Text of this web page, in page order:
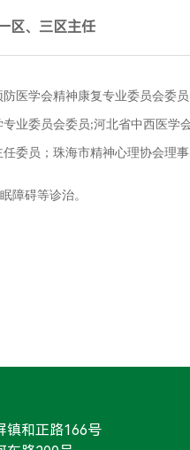
区、三区主任
防医学会精神康复专业委员会委员
业委员会委员;河北省中西医学
委员；珠海市精神心理协会理事
障碍等诊治。
镇和正路166号